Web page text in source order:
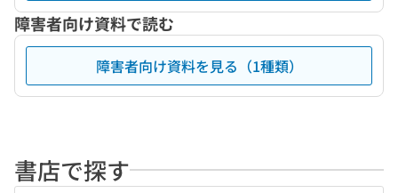
障害者向け資料で読む
障害者向け資料を見る（1種類）
書店で探す